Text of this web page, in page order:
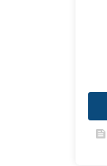
feed